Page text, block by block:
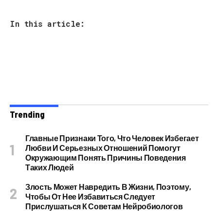
In this article:
Trending
Главные Признаки Того, Что Человек Избегает
Любви И Серьезных Отношений Помогут
Окружающим Понять Причины Поведения
Таких Людей
Злость Может Навредить В Жизни, Поэтому,
Чтобы От Нее Избавиться Следует
Прислушаться К Советам Нейробиологов